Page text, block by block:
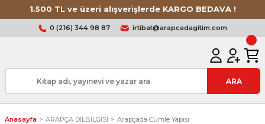
1.500 TL ve üzeri alışverişlerde KARGO BEDAVA !
0 (216) 344 98 87 irtibat@arapcadagitim.com
ARA
Anasayfa ARAPÇA DİLBİLGİSİ Arapçada Cümle Yapısı